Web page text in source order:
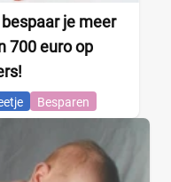
je meer
700 euro op
Besparen